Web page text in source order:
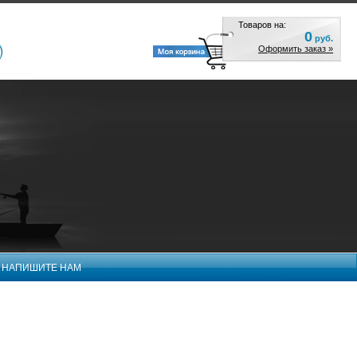
Товаров на:
0 руб.
Оформить заказ »
НАПИШИТЕ НАМ